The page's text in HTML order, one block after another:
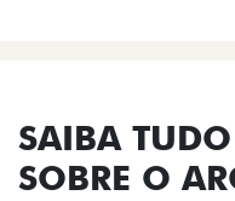
SAIBA TUDO
SOBRE O